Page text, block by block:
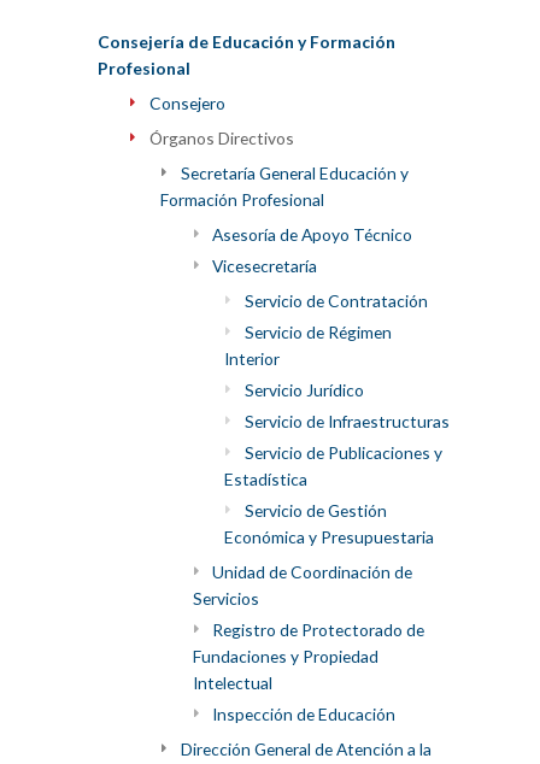
Consejería de Educación y Formación
Profesional
Consejero
Órganos Directivos
Secretaría General Educación y
Formación Profesional
Asesoría de Apoyo Técnico
Vicesecretaría
Servicio de Contratación
Servicio de Régimen
Interior
Servicio Jurídico
Servicio de Infraestructuras
Servicio de Publicaciones y
Estadística
Servicio de Gestión
Económica y Presupuestaria
Unidad de Coordinación de
Servicios
Registro de Protectorado de
Fundaciones y Propiedad
Intelectual
Inspección de Educación
Dirección General de Atención a la